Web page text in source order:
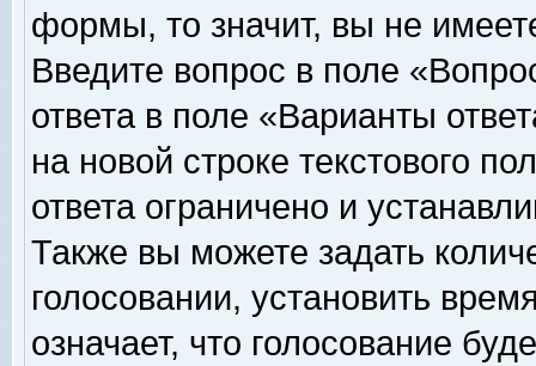
формы, то значит, вы не
Введите вопрос в поле
ответа в поле «Варианты
на новой строке текстового
ответа ограничено и
Также вы можете задать
голосовании, установить
означает, что голосование